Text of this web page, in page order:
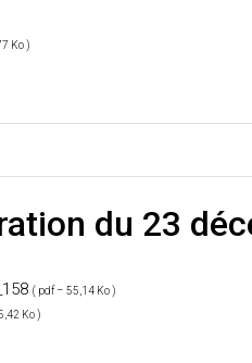
Ko )
du 23
( pdf – 55,14 Ko )
Ko )